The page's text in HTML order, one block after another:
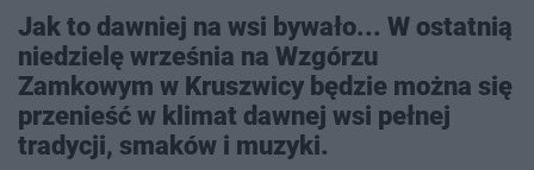
Jak to dawniej na wsi bywało... W ostatnią
niedzielę września na Wzgórzu
Zamkowym w Kruszwicy będzie można się
przenieść w klimat dawnej wsi pełnej
tradycji, smaków i muzyki.